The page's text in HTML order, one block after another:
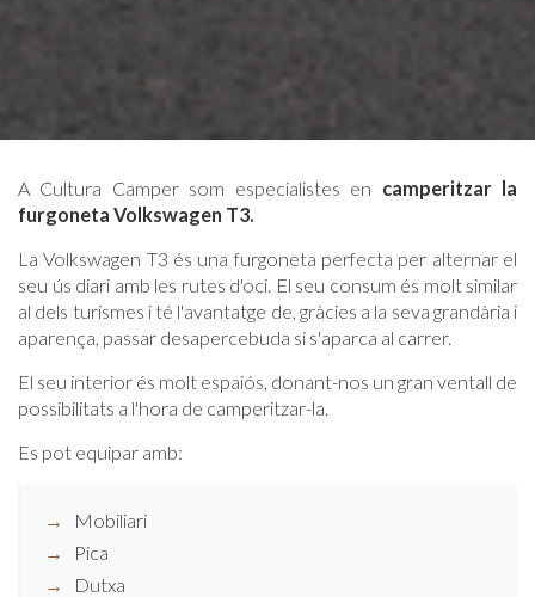
A Cultura Camper som especialistes en camperitzar la
furgoneta Volkswagen T3.
La Volkswagen T3 és una furgoneta perfecta per alternar el
seu ús diari amb les rutes d'oci. El seu consum és molt similar
al dels turismes i té l'avantatge de, gràcies a la seva grandària i
aparença, passar desapercebuda si s'aparca al carrer.
El seu interior és molt espaiós, donant-nos un gran ventall de
possibilitats a l'hora de camperitzar-la.
Es pot equipar amb:
Mobiliari
Pica
Dutxa